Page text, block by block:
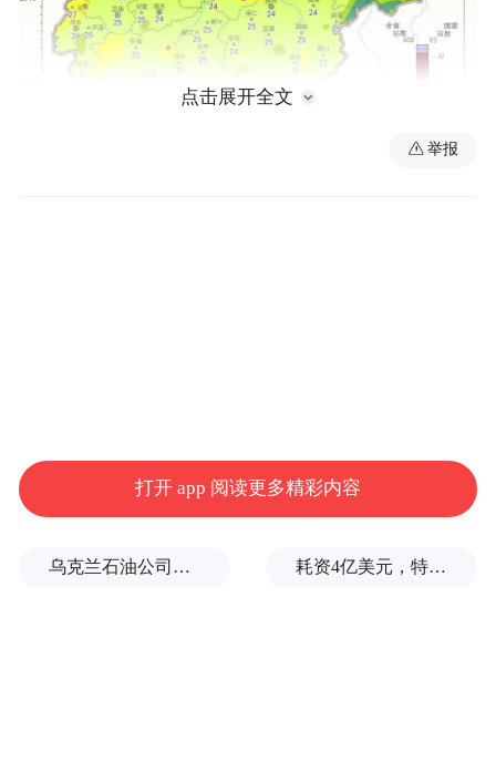
我省有一次强降温、大风天气过程
点击展开全文
举报
打开 app 阅读更多精彩内容
乌克兰石油公司设施遭遇大规模袭击 耗资4亿美元，特朗普的白宫宴会厅修建项目被叫停